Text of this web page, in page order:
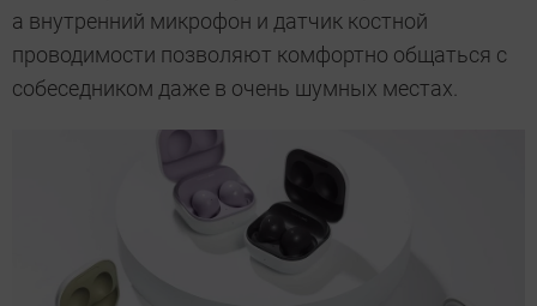
а внутренний микрофон и датчик костной
проводимости позволяют комфортно общаться с
собеседником даже в очень шумных местах.